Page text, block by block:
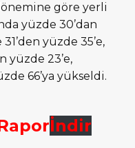
göre yerli
yüzde 30’dan
yüzde 35’e,
yüzde 23’e,
66’ya yükseldi.
İndir